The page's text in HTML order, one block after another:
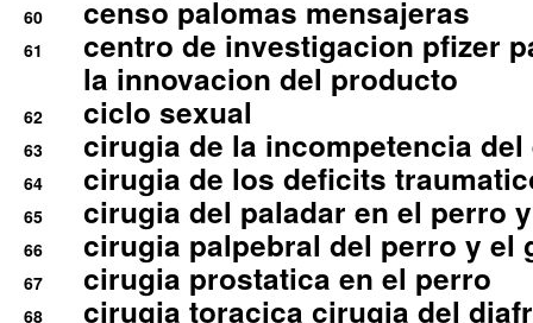
60 censo palomas mensajeras
61
centro de investigacion pfizer
la innovacion del producto
62 ciclo sexual
63 cirugia de la incompetencia
64 cirugia de los deficits
65 cirugia del paladar en el perro
66 cirugia palpebral del perro y el
67 cirugia prostatica en el perro
68 cirugia toracica cirugia del